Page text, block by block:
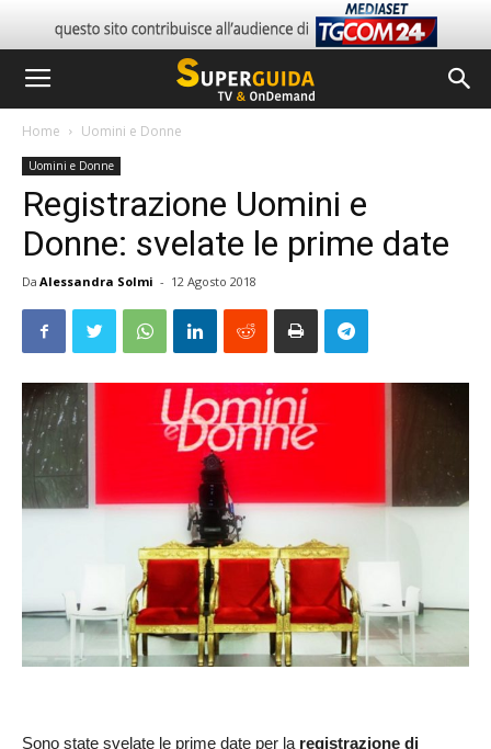
Home Uomini e Donne
Uomini e Donne
Registrazione Uomini e
Donne: svelate le prime date
Da Alessandra Solmi - 12 Agosto 2018
Sono state svelate le prime date per la registrazione di